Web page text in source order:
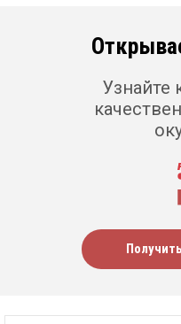
Узнайте